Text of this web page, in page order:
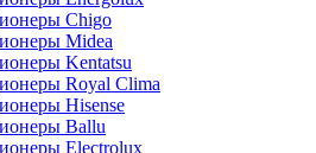
Chigo
Midea
Kentatsu
Royal Clima
Hisense
Ballu
Electrolux